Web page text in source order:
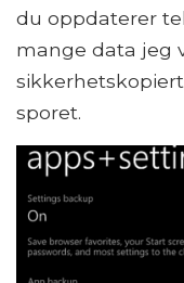
du oppdaterer
mange data jeg
sporet.